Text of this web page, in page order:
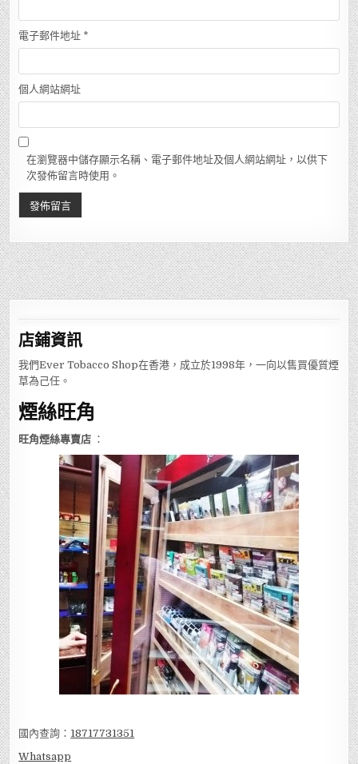
電子郵件地址 *
個人網站網址
在瀏覽器中儲存顯示名稱、電子郵件地址及個人網站網址，以供下
次發佈留言時使用。
店鋪資訊
我們Ever Tobacco Shop在香港，成立於1998年，一向以售買優質煙
草為己任。
煙絲旺角
旺角煙絲專賣店 ：
國內查詢： 18717731351
Whatsapp